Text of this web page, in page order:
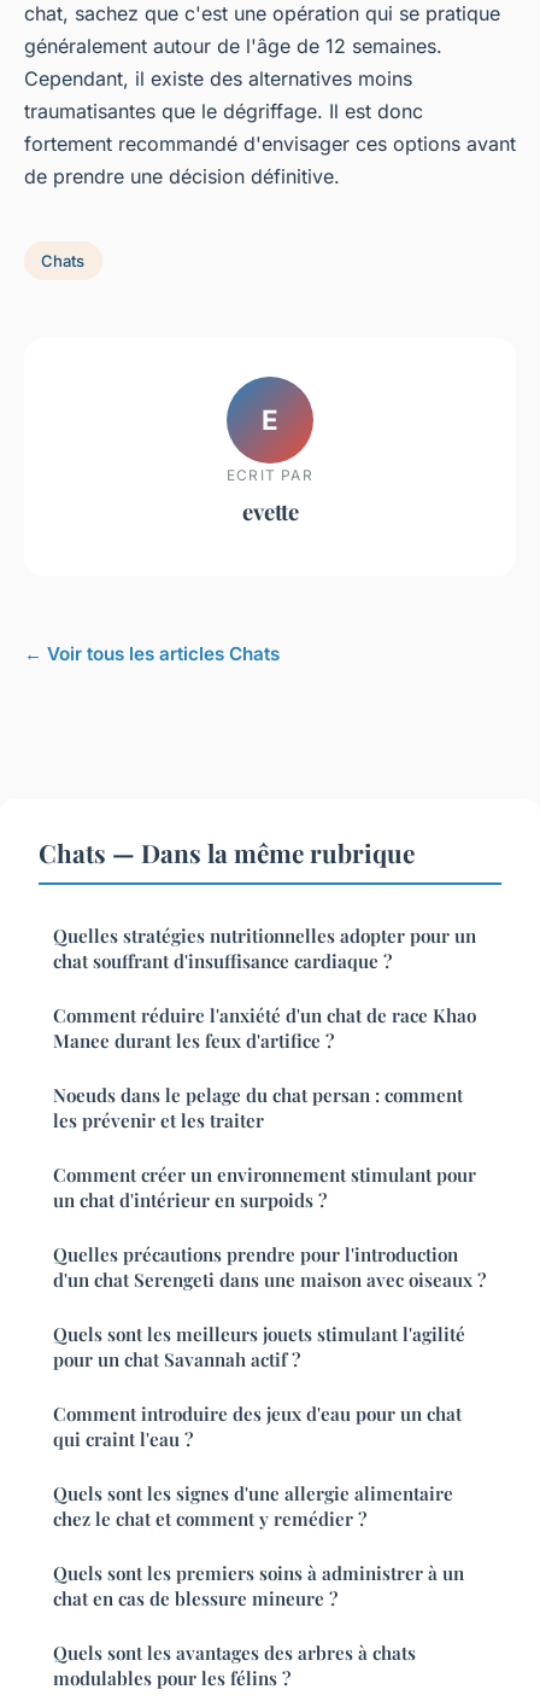
chat, sachez que c'est une opération qui se pratique
généralement autour de l'âge de 12 semaines.
Cependant, il existe des alternatives moins
traumatisantes que le dégriffage. Il est donc
fortement recommandé d'envisager ces options avant
de prendre une décision définitive.
Chats
E
ECRIT PAR
evette
← Voir tous les articles Chats
Chats — Dans la même rubrique
Quelles stratégies nutritionnelles adopter pour un
chat souffrant d'insuffisance cardiaque ?
Comment réduire l'anxiété d'un chat de race Khao
Manee durant les feux d'artifice ?
Noeuds dans le pelage du chat persan : comment
les prévenir et les traiter
Comment créer un environnement stimulant pour
un chat d'intérieur en surpoids ?
Quelles précautions prendre pour l'introduction
d'un chat Serengeti dans une maison avec oiseaux ?
Quels sont les meilleurs jouets stimulant l'agilité
pour un chat Savannah actif ?
Comment introduire des jeux d'eau pour un chat
qui craint l'eau ?
Quels sont les signes d'une allergie alimentaire
chez le chat et comment y remédier ?
Quels sont les premiers soins à administrer à un
chat en cas de blessure mineure ?
Quels sont les avantages des arbres à chats
modulables pour les félins ?